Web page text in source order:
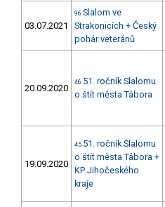
03.07.2021
96 Slalom ve
Strakonicích + Český
pohár veteránů
20.09.2020
46 51. ročník Slalomu
o štít města Tábora
19.09.2020
45 51. ročník Slalomu
o štít města Tábora +
KP Jihočeského
kraje